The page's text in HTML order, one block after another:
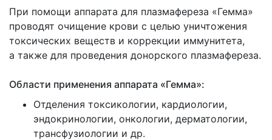
При помощи аппарата для плазмафереза «Гемма»
проводят очищение крови с целью уничтожения
токсических веществ и коррекции иммунитета,
а также для проведения донорского плазмафереза.
Области применения аппарата «Гемма»:
Отделения токсикологии, кардиологии,
эндокринологии, онкологии, дерматологии,
трансфузиологии и др.